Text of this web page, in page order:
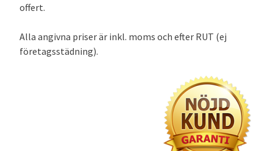
offert.
Alla angivna priser är inkl. moms och efter RUT (ej
företagsstädning).